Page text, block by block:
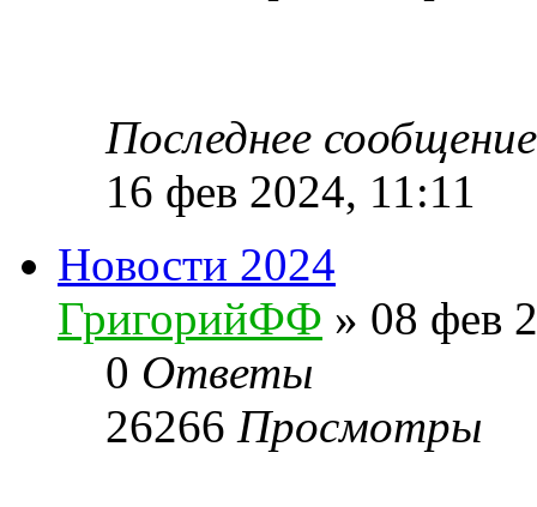
Последнее
16 фев 2024, 11:11
Новости 2024
ГригорийФФ » 08 фев
0 Ответы
26266 Просмотры